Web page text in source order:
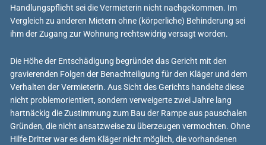
Handlungspflicht sei die Vermieterin nicht nachgekommen. Im
Vergleich zu anderen Mietern ohne (körperliche) Behinderung sei
ihm der Zugang zur Wohnung rechtswidrig versagt worden.
Die Höhe der Entschädigung begründet das Gericht mit den
gravierenden Folgen der Benachteiligung für den Kläger und dem
Verhalten der Vermieterin. Aus Sicht des Gerichts handelte diese
nicht problemorientiert, sondern verweigerte zwei Jahre lang
hartnäckig die Zustimmung zum Bau der Rampe aus pauschalen
Gründen, die nicht ansatzweise zu überzeugen vermochten. Ohne
Hilfe Dritter war es dem Kläger nicht möglich, die vorhandenen